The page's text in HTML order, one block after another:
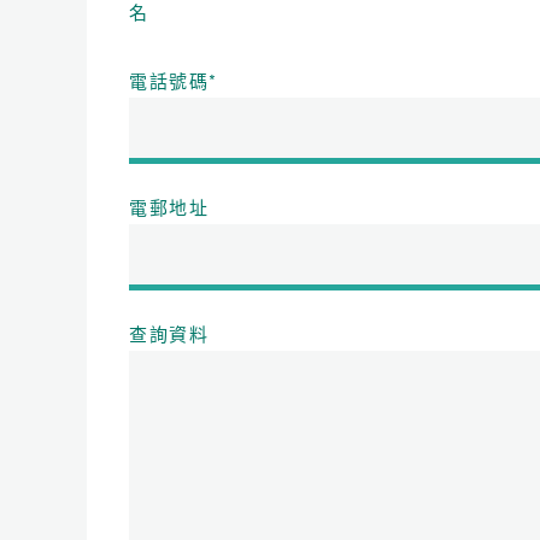
名
電話號碼*
電郵地址
查詢資料